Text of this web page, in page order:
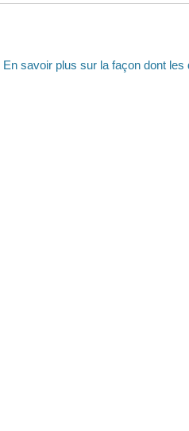
En savoir plus sur la façon dont